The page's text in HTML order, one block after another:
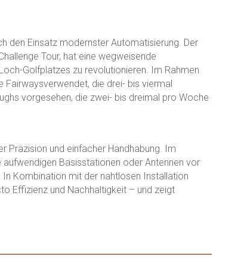
den Einsatz modernster Automatisierung. Der
Tour, hat eine wegweisende
Golfplatzes zu revolutionieren. Im Rahmen
die drei- bis viermal
vorgesehen, die zwei- bis dreimal pro Woche
Präzision und einfacher Handhabung. Im
Basisstationen oder Antennen vor
Kombination mit der nahtlosen Installation
Effizienz und Nachhaltigkeit – und zeigt